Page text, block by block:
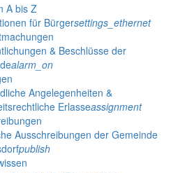
A bis Z
für Bürgersettings_ethernet
& Beschlüsse der
alarm_on
Angelegenheiten &
Erlasseassignment
Ausschreibungen der Gemeinde
publish